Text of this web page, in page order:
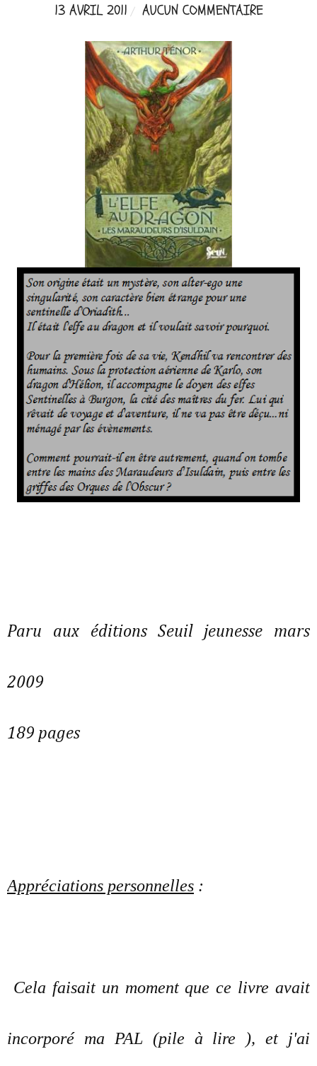
13 AVRIL 2011 AUCUN COMMENTAIRE
Paru aux éditions Seuil jeunesse mars
2009
189 pages
Appréciations personnelles :
Cela faisait un moment que ce livre avait
incorporé ma PAL (pile à lire ), et j'ai